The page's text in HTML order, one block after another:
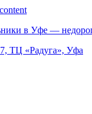
в Уфе —
ТЦ «Радуга», Уфа